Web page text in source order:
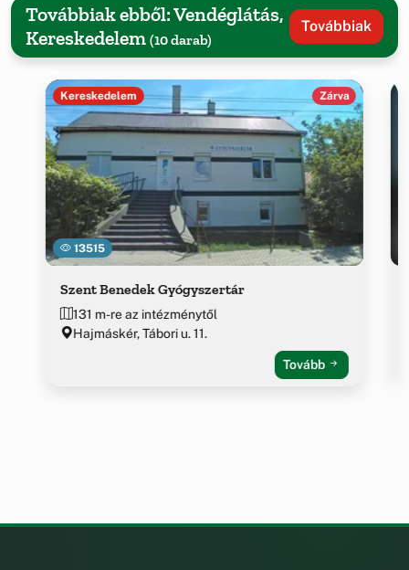
Továbbiak ebből: Vendéglátás,
Kereskedelem (10 darab)
Továbbiak
13515
Kereskedelem Zárva
Szent Benedek Gyógyszertár
131 m-re az intézménytől
Hajmáskér, Tábori u. 11.
Tovább